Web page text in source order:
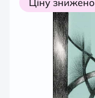
Ціну знижено